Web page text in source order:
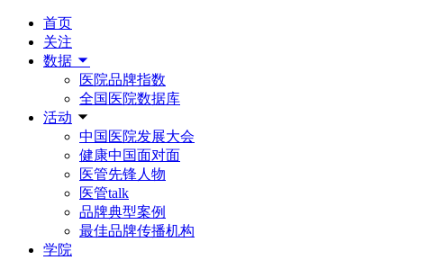
首页
关注
数据
医院品牌指数
全国医院数据库
活动
中国医院发展大会
健康中国面对面
医管先锋人物
医管talk
品牌典型案例
最佳品牌传播机构
学院